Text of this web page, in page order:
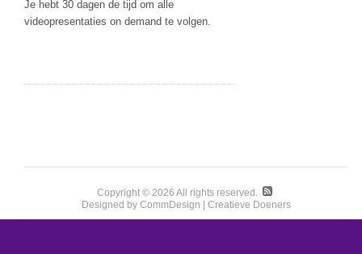
Je hebt 30 dagen de tijd om alle
videopresentaties on demand te volgen.
Copyright © 2026 All rights reserved.
Designed by CommDesign | Creatieve Doeners